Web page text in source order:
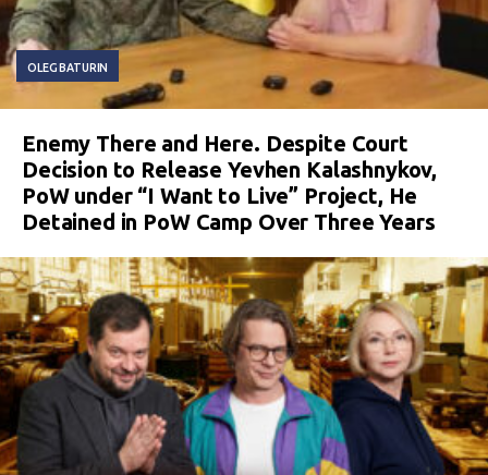
OLEG BATURIN
Enemy There and Here. Despite Court
Decision to Release Yevhen Kalashnykov,
PoW under “I Want to Live” Project, He
Detained in PoW Camp Over Three Years